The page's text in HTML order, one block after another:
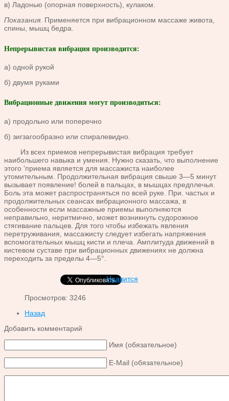
в) Ладонью (опорная поверхность), кулаком.
Показания. Применяется при вибрационном массаже живота,
спины, мышц бедра.
Непрерывистая вибрация производится:
а) одной рукой
б) двумя руками
Вибрационные движения могут производиться:
а) продольно или поперечно
б) зигзагообразно или спиралевидно.
Из всех приемов непрерывистая вибрация требует
наибольшего навыка и умения. Нужно сказать, что выполнение
этого 'приема является для массажиста наиболее
утомительным. Продолжительная вибрация свыше 3—5 минут
вызывает появление! болей в пальцах, в мышцах предплечья.
Боль эта может распространяться по всей руке. При. частых и
продолжительных сеансах вибрационного массажа, в
особенности если массажные приемы выполняются
неправильно, неритмично, может возникнуть судорожное
стягивание пальцев. Для того чтобы избежать явления
перетруживания, массажисту следует избегать напряжения
вспомогательных мышц кисти и плеча. Амплитуда движений в
кистевом суставе при вибрационных движениях не должна
переходить за пределы 4—5°.
Нравится
Просмотров: 3246
Назад
Добавить комментарий
Имя (обязательное)
E-Mail (обязательное)